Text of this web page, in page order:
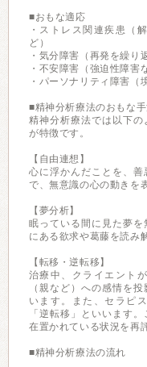
■おもな適応
・ストレス関連疾患（
ど）
・気分障害（再発を繰り
・不安障害（強迫性障害
・パーソナリティ障害（
■精神分析療法のおもな
精神分析療法では以下
が特徴です。
【自由連想】
心に浮かんだことを、善
で、無意識の心の動きを
【夢分析】
眠っている間に見た夢
にある欲求や葛藤を読み
【転移・逆転移】
治療中、クライエント
（親など）への感情を
います。また、セラピ
「逆転移」といいます
在置かれている状況を再
■精神分析療法の流れ